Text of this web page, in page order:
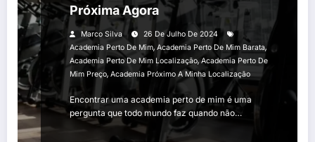
Próxima Agora
Marco Silva
26 De Julho De 2024
Academia Perto De Mim, Academia Perto De Mim Barata,
Academia Perto De Mim Localização,Academia Perto De
Mim Preço, Academia Próximo A Minha Localização
Encontrar uma academia perto de mim é uma
pergunta que todo mundo faz quando não…